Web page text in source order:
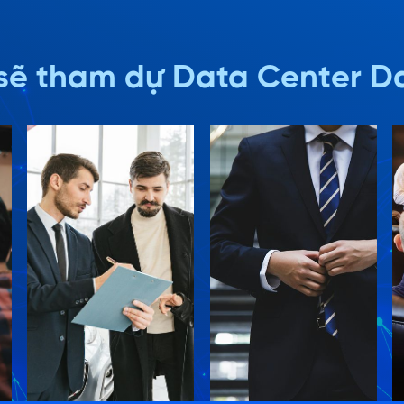
tham dự Data Center